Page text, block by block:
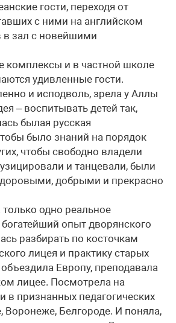
гости, переходя от
с ними на английском
в зал с новейшими
комплексы и в частной школе
удивленные гости.
и исподволь, зрела у Аллы
– воспитывать детей так,
былая русская
было знаний на порядок
чтобы свободно владели
и танцевали, были
добрыми и прекрасно
одно реальное
опыт дворянского
разбирать по косточкам
лицея и практику старых
Европу, преподавала
лицее. Посмотрела на
в признанных педагогических
Воронеже, Белгороде. И поняла,